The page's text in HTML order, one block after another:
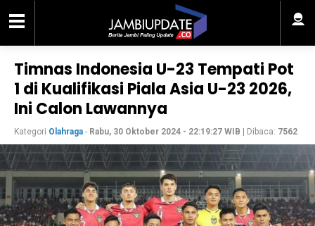
Timnas Indonesia U-23 Tempati Pot
1 di Kualifikasi Piala Asia U-23 2026,
Ini Calon Lawannya
Kategori Olahraga - Rabu, 30 Oktober 2024 - 22:19:27 WIB | Dibaca: 7562